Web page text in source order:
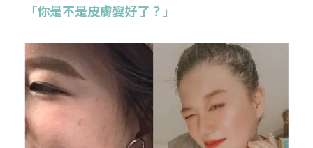
「你是不是皮膚變好了？」